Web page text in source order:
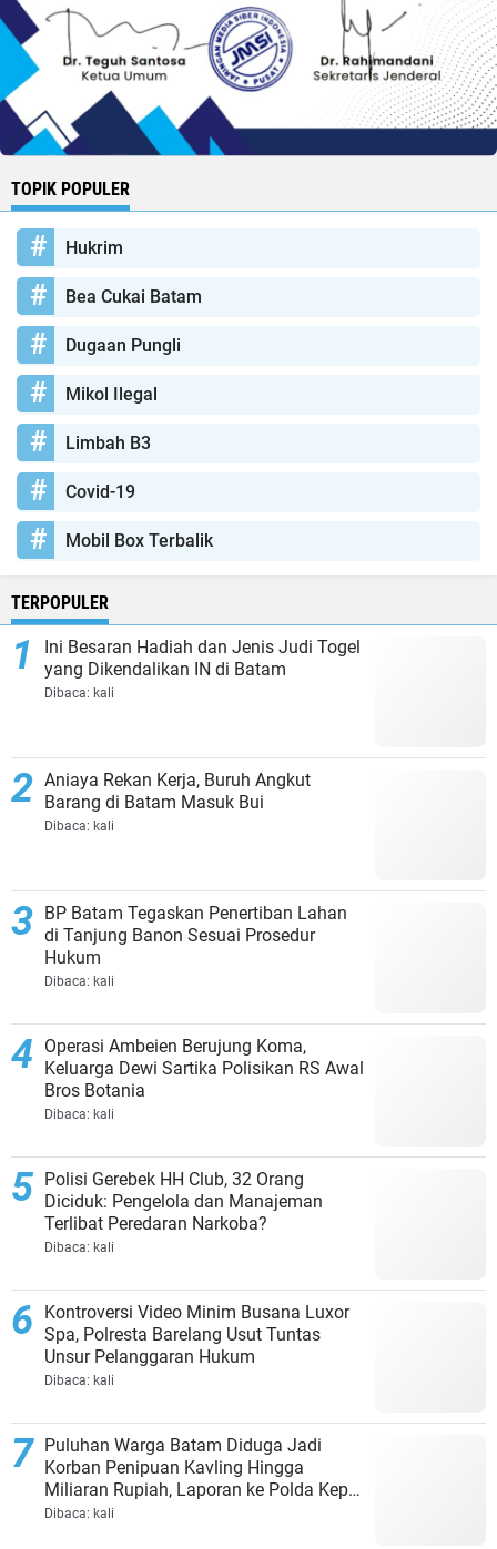
TOPIK POPULER
Hukrim
Bea Cukai Batam
Dugaan Pungli
Mikol Ilegal
Limbah B3
Covid-19
Mobil Box Terbalik
TERPOPULER
Ini Besaran Hadiah dan Jenis Judi Togel
yang Dikendalikan IN di Batam
Dibaca: kali
Aniaya Rekan Kerja, Buruh Angkut
Barang di Batam Masuk Bui
Dibaca: kali
BP Batam Tegaskan Penertiban Lahan
di Tanjung Banon Sesuai Prosedur
Hukum
Dibaca: kali
Operasi Ambeien Berujung Koma,
Keluarga Dewi Sartika Polisikan RS Awal
Bros Botania
Dibaca: kali
Polisi Gerebek HH Club, 32 Orang
Diciduk: Pengelola dan Manajeman
Terlibat Peredaran Narkoba?
Dibaca: kali
Kontroversi Video Minim Busana Luxor
Spa, Polresta Barelang Usut Tuntas
Unsur Pelanggaran Hukum
Dibaca: kali
Puluhan Warga Batam Diduga Jadi
Korban Penipuan Kavling Hingga
Miliaran Rupiah, Laporan ke Polda Kepri
Jalan di Tempat?
Dibaca: kali